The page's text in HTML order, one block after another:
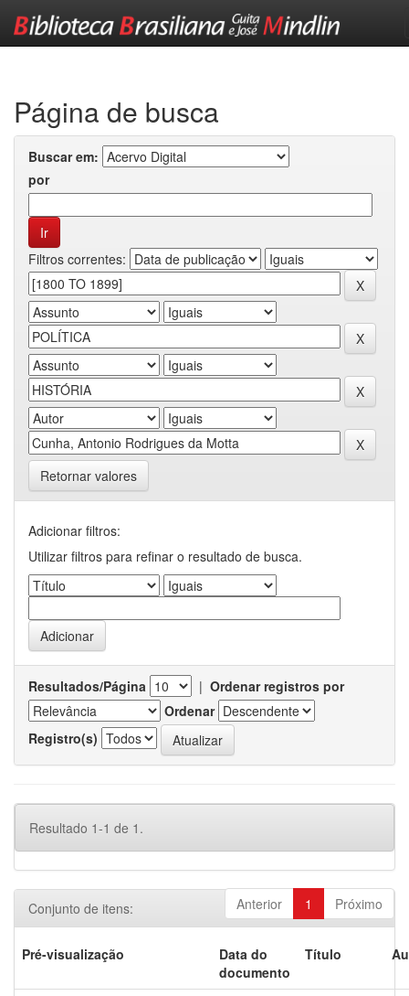
Página de busca
Buscar em:
por
Filtros correntes:
Retornar valores
Adicionar filtros:
Utilizar filtros para refinar o resultado de busca.
Resultados/Página | Ordenar registros por
Ordenar
Registro(s)
Resultado 1-1 de 1.
Anterior 1 Próximo
Conjunto de itens:
Pré-visualização
Data do
documento
Título